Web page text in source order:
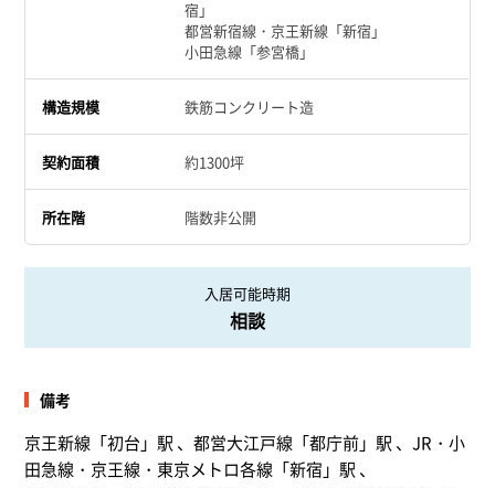
宿」
都営新宿線・京王新線「新宿」
小田急線「参宮橋」
構造規模 鉄筋コンクリート造
契約面積 約1300坪
所在階 階数非公開
入居可能時期
相談
備考
京王新線「初台」駅 、都営大江戸線「都庁前」駅 、JR・小
田急線・京王線・東京メトロ各線「新宿」駅 、